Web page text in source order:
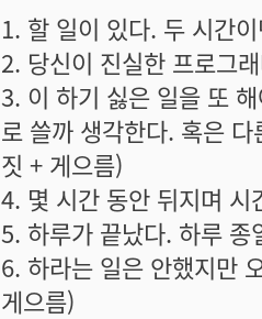
1. 할 일이 있다. 두 시간
2. 당신이 진실한 프로그
3. 이 하기 싫은 일을 또
로 쓸까 생각한다. 혹은
짓 + 게으름)
4. 몇 시간 동안 뒤지며
5. 하루가 끝났다. 하루
6. 하라는 일은 안했지만
게으름)